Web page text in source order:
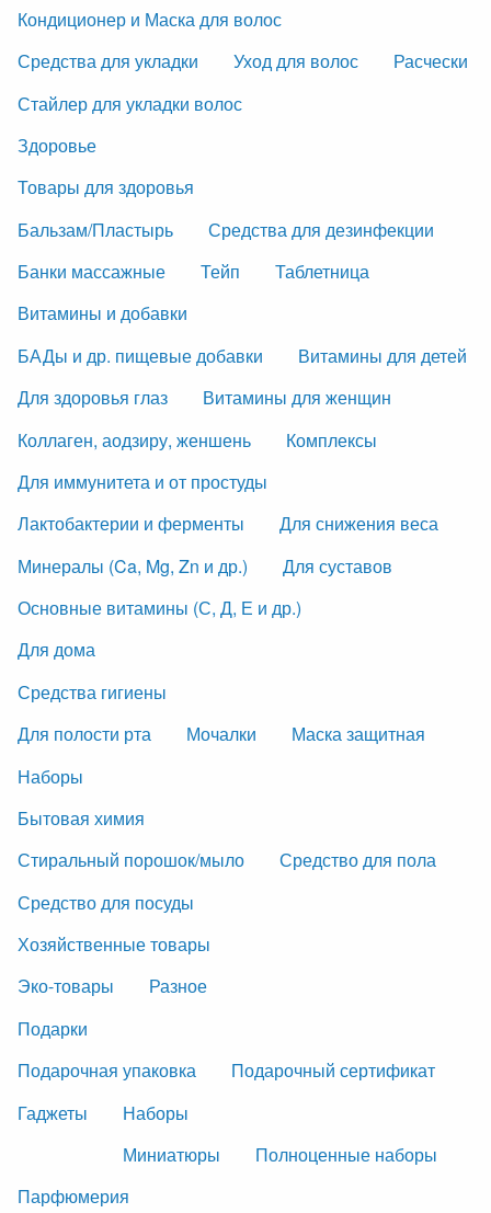
Кондиционер и Маска для волос
Средства для укладки
Уход для волос
Расчески
Стайлер для укладки волос
Здоровье
Товары для здоровья
Бальзам/Пластырь
Средства для дезинфекции
Банки массажные
Тейп
Таблетница
Витамины и добавки
БАДы и др. пищевые добавки
Витамины для детей
Для здоровья глаз
Витамины для женщин
Коллаген, аодзиру, женшень
Комплексы
Для иммунитета и от простуды
Лактобактерии и ферменты
Для снижения веса
Минералы (Ca, Mg, Zn и др.)
Для суставов
Основные витамины (С, Д, Е и др.)
Для дома
Средства гигиены
Для полости рта
Мочалки
Маска защитная
Наборы
Бытовая химия
Стиральный порошок/мыло
Средство для пола
Средство для посуды
Хозяйственные товары
Эко-товары
Разное
Подарки
Подарочная упаковка
Подарочный сертификат
Гаджеты
Наборы
Миниатюры
Полноценные наборы
Парфюмерия